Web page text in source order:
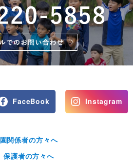
FaceBook Instagram
園関係者の方々へ
保護者の方々へ